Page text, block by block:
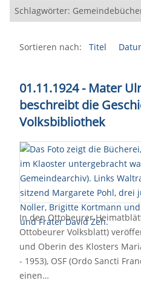
Schlagwörter:
Sortieren nach: Titel
01.11.1924 - Mater
beschreibt die
Volksbibliothek
In den Ottobeurer
Ottobeurer Volksblatt)
und Oberin des Klosters
- 1953), OSF (Ordo Sancti
einen…